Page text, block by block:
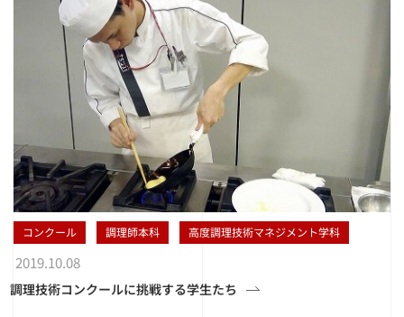
コンクール 調理師本科 高度調理技術マネジメント学科
2019.10.08
調理技術コンクールに挑戦する学生たち